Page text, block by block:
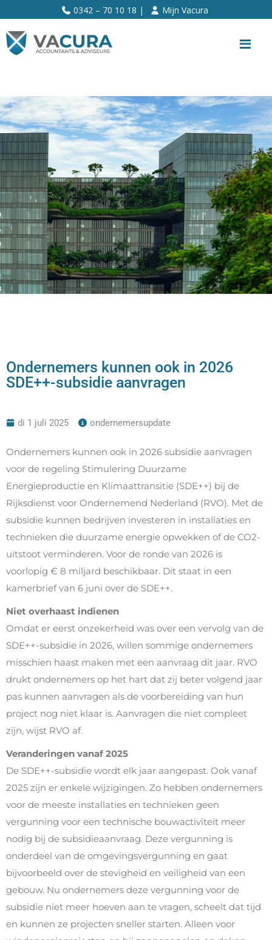
0342 – 70 10 18 | Mijn Vacura
Ondernemers kunnen ook in 2026
SDE++-subsidie aanvragen
di 1 juli 2025 ondernemersupdate
Ondernemers kunnen ook in 2026 subsidie aanvragen
voor de regeling Stimulering Duurzame
Energieproductie en Klimaattransitie (SDE++) bij de
Rijksdienst voor Ondernemend Nederland (RVO). Met de
subsidie kunnen bedrijven investeren in installaties en
technieken die duurzame energie opwekken of de CO2-
uitstoot verminderen. Voor de ronde van 2026 is
voorlopig € 8 miljard beschikbaar. Dit staat in een
kamerbrief van 6 juni over de SDE++.
Niet overhaast indienen
Omdat er eerst onzekerheid was over een vervolg van de
SDE++-subsidie in 2026, willen sommige ondernemers
misschien haast maken met een aanvraag dit jaar. RVO
drukt ondernemers op het hart dat zij beter volgend jaar
pas kunnen aanvragen als de voorbereiding van hun
project nog niet klaar is. Aanvragen die niet compleet
zijn, wijst RVO af.
Veranderingen vanaf 2025
De SDE++-subsidie wordt elk jaar aangepast. Ook vanaf
2025 zijn er enkele wijzigingen. Zo hebben ondernemers
voor de meeste installaties en technieken geen
vergunning voor een technische bouwactiviteit meer
nodig bij de subsidieaanvraag. Deze vergunning is
onderdeel van de omgevingsvergunning en gaat
bijvoorbeeld over de stevigheid en veiligheid van een
gebouw. Nu ondernemers deze vergunning voor de
subsidie niet meer hoeven aan te vragen, scheelt dat tijd
en kunnen ze projecten sneller starten. Alleen voor